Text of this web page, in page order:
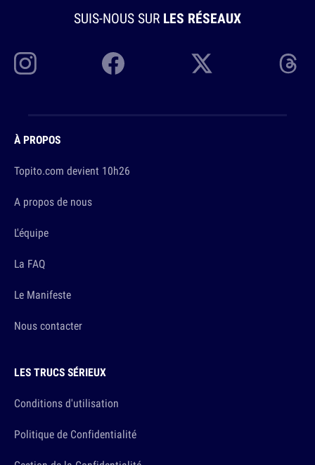
SUIS-NOUS SUR LES RÉSEAUX
À PROPOS
Topito.com devient 10h26
A propos de nous
L'équipe
La FAQ
Le Manifeste
Nous contacter
LES TRUCS SÉRIEUX
Conditions d'utilisation
Politique de Confidentialité